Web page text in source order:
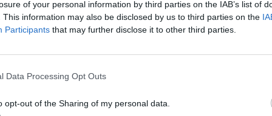
of your personal information by third parties on the IAB’s list of
This information may also be disclosed by us to third parties on the
Participants that may further disclose it to other third parties.
Data Processing Opt Outs
opt-out of the Sharing of my personal data.
8 giugno dalle 7 alle 15.
il riconoscimento, l’elettore riceve una
candidati rimasti in gara e l’elenco delle
voto si esprime tracciando un segno sul